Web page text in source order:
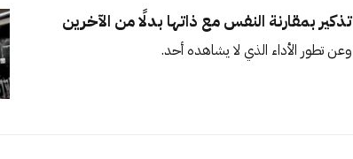
تذكير بمقارنة النفس مع ذاتها بدلًا من الآخرين
وعن تطور الأداء الذي لا يشاهده أحد.